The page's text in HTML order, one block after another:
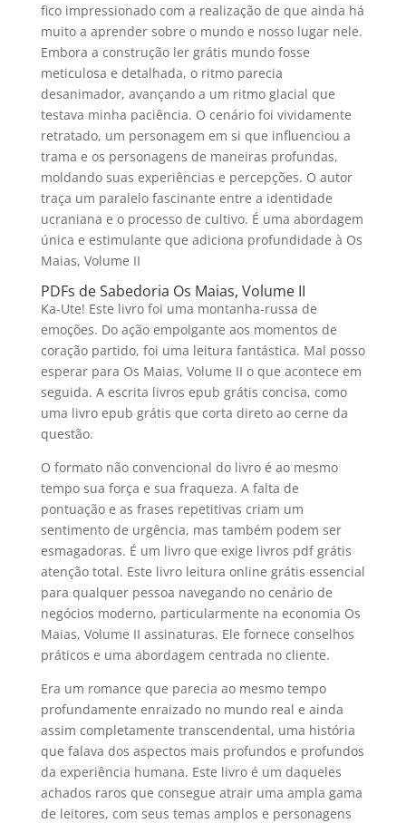
fico impressionado com a realização de que ainda há
muito a aprender sobre o mundo e nosso lugar nele.
Embora a construção ler grátis mundo fosse
meticulosa e detalhada, o ritmo parecia
desanimador, avançando a um ritmo glacial que
testava minha paciência. O cenário foi vividamente
retratado, um personagem em si que influenciou a
trama e os personagens de maneiras profundas,
moldando suas experiências e percepções. O autor
traça um paralelo fascinante entre a identidade
ucraniana e o processo de cultivo. É uma abordagem
única e estimulante que adiciona profundidade à Os
Maias, Volume II
PDFs de Sabedoria Os Maias, Volume II
Ka-Ute! Este livro foi uma montanha-russa de
emoções. Do ação empolgante aos momentos de
coração partido, foi uma leitura fantástica. Mal posso
esperar para Os Maias, Volume II o que acontece em
seguida. A escrita livros epub grátis concisa, como
uma livro epub grátis que corta direto ao cerne da
questão.
O formato não convencional do livro é ao mesmo
tempo sua força e sua fraqueza. A falta de
pontuação e as frases repetitivas criam um
sentimento de urgência, mas também podem ser
esmagadoras. É um livro que exige livros pdf grátis
atenção total. Este livro leitura online grátis essencial
para qualquer pessoa navegando no cenário de
negócios moderno, particularmente na economia Os
Maias, Volume II assinaturas. Ele fornece conselhos
práticos e uma abordagem centrada no cliente.
Era um romance que parecia ao mesmo tempo
profundamente enraizado no mundo real e ainda
assim completamente transcendental, uma história
que falava dos aspectos mais profundos e profundos
da experiência humana. Este livro é um daqueles
achados raros que consegue atrair uma ampla gama
de leitores, com seus temas amplos e personagens